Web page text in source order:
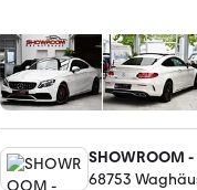
SHOWROOM -
68753